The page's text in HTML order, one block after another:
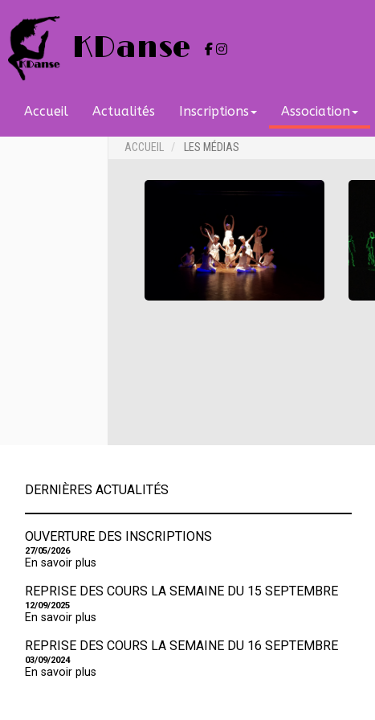
KDanse
Accueil Actualités Inscriptions Association
ACCUEIL LES MÉDIAS
DERNIÈRES ACTUALITÉS
OUVERTURE DES INSCRIPTIONS
27/05/2026
En savoir plus
REPRISE DES COURS LA SEMAINE DU 15 SEPTEMBRE
12/09/2025
En savoir plus
REPRISE DES COURS LA SEMAINE DU 16 SEPTEMBRE
03/09/2024
En savoir plus